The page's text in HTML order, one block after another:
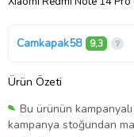
Camkapak58 9,3
Ürün Özeti
Bu ürünün kampanyalı
kampanya stoğundan